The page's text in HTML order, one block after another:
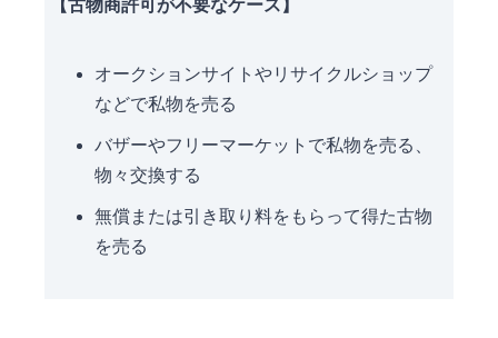
【古物商許可が不要なケース】
オークションサイトやリサイクルショップ
などで私物を売る
バザーやフリーマーケットで私物を売る、
物々交換する
無償または引き取り料をもらって得た古物
を売る